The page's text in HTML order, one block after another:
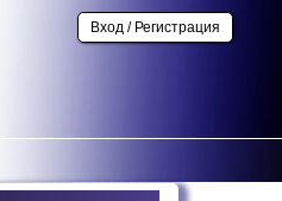
Вход / Регистрация